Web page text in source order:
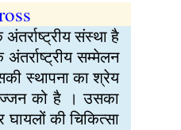
संस्था है
सम्मेलन
स्थापना का श्रेय
को है । उसका
घायलों की चिकित्सा